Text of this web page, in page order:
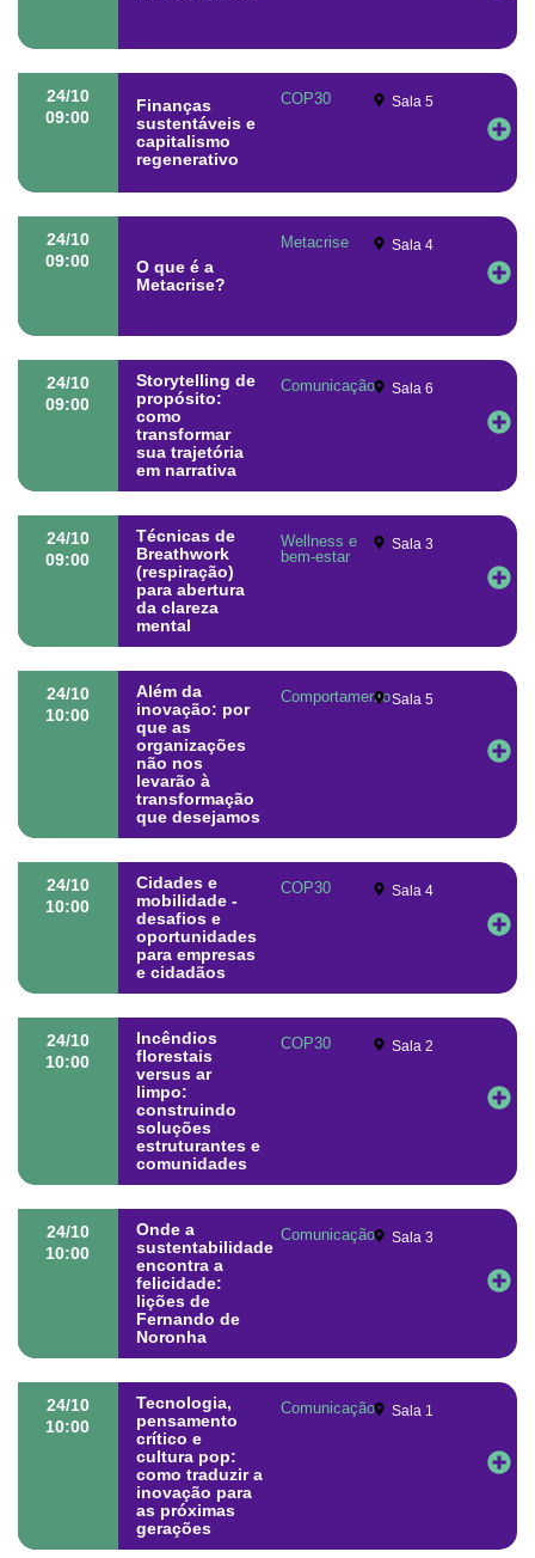
24/10
09:00
Finanças
sustentáveis e
capitalismo
regenerativo
COP30 Sala 5
24/10
09:00
O que é a
Metacrise?
Metacrise Sala 4
24/10
09:00
Storytelling de
propósito:
como
transformar
sua trajetória
em narrativa
Comunicação Sala 6
24/10
09:00
Técnicas de
Breathwork
(respiração)
para abertura
da clareza
mental
Wellness e
bem-estar
Sala 3
24/10
10:00
Além da
inovação: por
que as
organizações
não nos
levarão à
transformação
que desejamos
ComportamentoSala 5
24/10
10:00
Cidades e
mobilidade -
desafios e
oportunidades
para empresas
e cidadãos
COP30 Sala 4
24/10
10:00
Incêndios
florestais
versus ar
limpo:
construindo
soluções
estruturantes e
comunidades
COP30 Sala 2
24/10
10:00
Onde a
sustentabilidade
encontra a
felicidade:
lições de
Fernando de
Noronha
Comunicação Sala 3
24/10
10:00
Tecnologia,
pensamento
crítico e
cultura pop:
como traduzir a
inovação para
as próximas
gerações
Comunicação Sala 1